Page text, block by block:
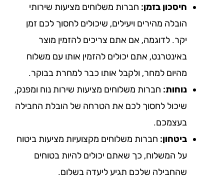
חיסכון בזמן:חברות משלוחים מציעות שירותי
הובלה מהירים ויעילים, שיכולים לחסוך לכם זמן
יקר. לדוגמה, אם אתם צריכים להזמין מוצר
באינטרנט, אתם יכולים להזמין אותו עם משלוח
מהיום למחר, ולקבל אותו כבר למחרת בבוקר.
נוחות:חברות משלוחים מציעות שירות נוח ומפנק,
שיכול לחסוך לכם את הטרחה של הובלת החבילה
בעצמכם.
ביטחון:חברות משלוחים מקצועיות מציעות ביטוח
על המשלוח, כך שאתם יכולים להיות בטוחים
שהחבילה שלכם תגיע ליעדה בשלום.